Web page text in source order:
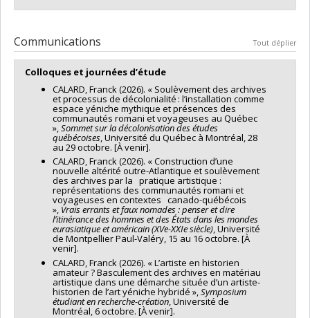
auprès de scolaires et de personnes en situation de
handicap. Réalisation et conduite d'une visite guidée
au Musée du Louvre.
Communications Tout déplier
Colloques et journées d’étude
CALARD, Franck (2026). « Soulèvement des archives
et processus de décolonialité : l’installation comme
espace yéniche mythique et présences des
communautés romani et voyageuses au Québec
»,Sommet sur la décolonisation des études
québécoises, Université du Québec à Montréal, 28
au 29 octobre. [À venir].
CALARD, Franck (2026). « Construction d’une
nouvelle altérité outre-Atlantique et soulèvement
des archives par la pratique artistique :
représentations des communautés romani et
voyageuses en contextes canado-québécois
», Vrais errants et faux nomades : penser et dire
l’itinérance des hommes et des États dans les mondes
eurasiatique et américain (XVe-XXIe siècle), Université
de Montpellier Paul-Valéry, 15 au 16 octobre. [À
venir].
CALARD, Franck (2026). « L’artiste en historien
amateur ? Basculement des archives en matériau
artistique dans une démarche située d’un artiste-
historien de l’art yéniche hybridé »,Symposium
étudiant en recherche-création, Université de
Montréal, 6 octobre. [À venir].